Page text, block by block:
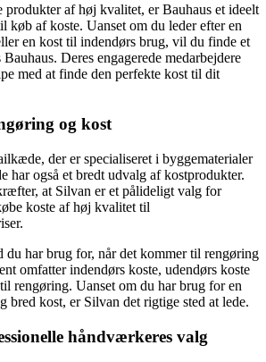
af høj kvalitet, er Bauhaus et ideelt
køb af koste. Uanset om du leder efter en
en kost til indendørs brug, vil du finde et
Deres engagerede medarbejdere
med at finde den perfekte kost til dit
og kost
der er specialiseret i byggematerialer
har også et bredt udvalg af kostprodukter.
at Silvan er et pålideligt valg for
koste af høj kvalitet til
du har brug for, når det kommer til rengøring
omfatter indendørs koste, udendørs koste
rengøring. Uanset om du har brug for en
bred kost, er Silvan det rigtige sted at lede.
håndværkeres valg